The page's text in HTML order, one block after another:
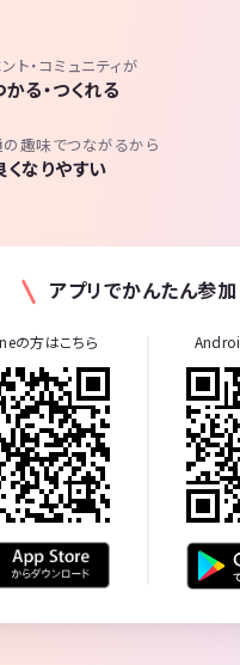
ト・コミュニティが
かる・つくれる
趣味でつながるから
くなりやすい
アプリでかんたん参加
の方はこちら